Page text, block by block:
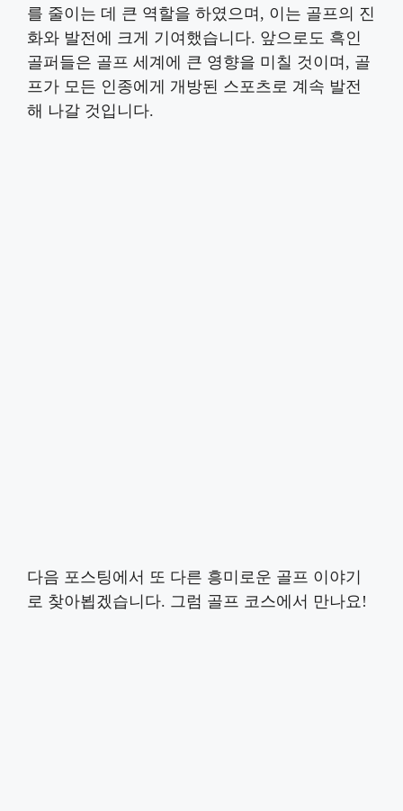
를 줄이는 데 큰 역할을 하였으며, 이는 골프의 진
화와 발전에 크게 기여했습니다. 앞으로도 흑인
골퍼들은 골프 세계에 큰 영향을 미칠 것이며, 골
프가 모든 인종에게 개방된 스포츠로 계속 발전
해 나갈 것입니다.
다음 포스팅에서 또 다른 흥미로운 골프 이야기
로 찾아뵙겠습니다. 그럼 골프 코스에서 만나요!